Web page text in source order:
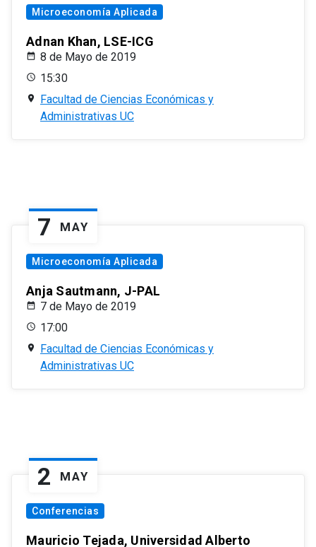
Microeconomía Aplicada
Adnan Khan, LSE-ICG
8 de Mayo de 2019
15:30
Facultad de Ciencias Económicas y
Administrativas UC
7 MAY
Microeconomía Aplicada
Anja Sautmann, J-PAL
7 de Mayo de 2019
17:00
Facultad de Ciencias Económicas y
Administrativas UC
2 MAY
Conferencias
Mauricio Tejada, Universidad Alberto